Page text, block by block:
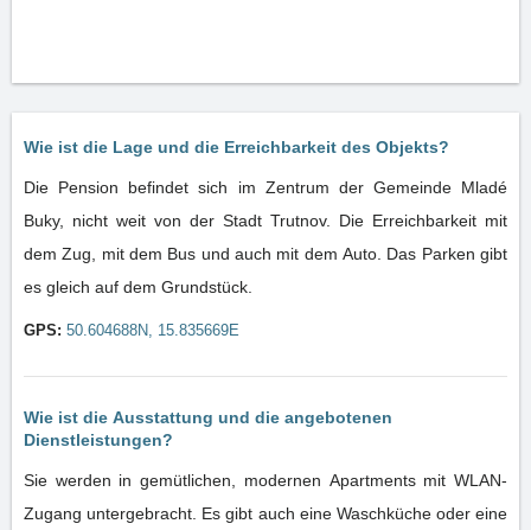
Wie ist die Lage und die Erreichbarkeit des Objekts?
Die Pension befindet sich im Zentrum der Gemeinde Mladé
Buky, nicht weit von der Stadt Trutnov. Die Erreichbarkeit mit
dem Zug, mit dem Bus und auch mit dem Auto. Das Parken gibt
es gleich auf dem Grundstück.
GPS: 50.604688N, 15.835669E
Wie ist die Ausstattung und die angebotenen
Dienstleistungen?
Sie werden in gemütlichen, modernen Apartments mit WLAN-
Zugang untergebracht. Es gibt auch eine Waschküche oder eine